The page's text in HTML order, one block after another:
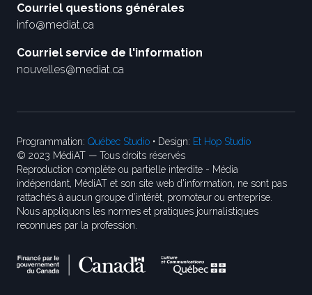
Courriel questions générales
info@mediat.ca
Courriel service de l'information
nouvelles@mediat.ca
Programmation: Québec Studio • Design: Et Hop Studio
© 2023 MédiAT — Tous droits réservés
Reproduction complète ou partielle interdite - Média
indépendant, MédiAT et son site web d'information, ne sont pas
rattachés à aucun groupe d’intérêt, promoteur ou entreprise.
Nous appliquons les normes et pratiques journalistiques
reconnues par la profession.